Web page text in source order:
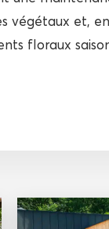
végétaux et,
floraux